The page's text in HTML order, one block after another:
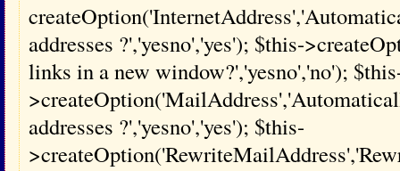
addresses ?','yesno','yes'); $this-
links in a new window?','yesno','no');
addresses ?','yesno','yes'); $this-